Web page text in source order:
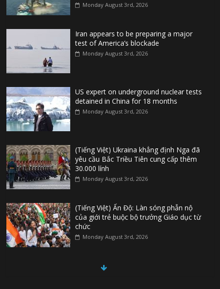
Monday August 3rd, 2026
Iran appears to be preparing a major
test of America’s blockade
Monday August 3rd, 2026
US expert on underground nuclear tests
detained in China for 18 months
Monday August 3rd, 2026
(Tiếng Việt) Ukraina khẳng định Nga đã
yêu cầu Bắc Triều Tiên cung cấp thêm
30.000 lính
Monday August 3rd, 2026
(Tiếng Việt) Ấn Độ: Làn sóng phẫn nộ
của giới trẻ buộc bộ trưởng Giáo dục từ
chức
Monday August 3rd, 2026
(Tiếng Việt) Đức: Thủ phạm vụ khủng bố